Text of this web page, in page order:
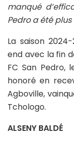
manqué
Pedro a été
La saison
end avec la fin
FC San Pedro,
honoré en
Agboville,
Tchologo.
ALSENY BALDÉ